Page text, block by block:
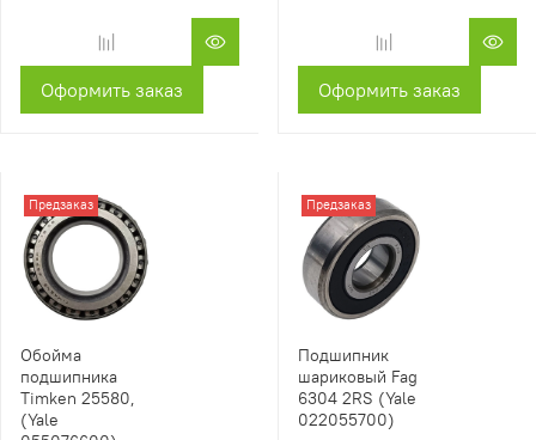
Оформить заказ Оформить заказ
Предзаказ
Обойма
подшипника
Timken 25580,
(Yale
Предзаказ
Подшипник
шариковый Fag
6304 2RS (Yale
022055700)